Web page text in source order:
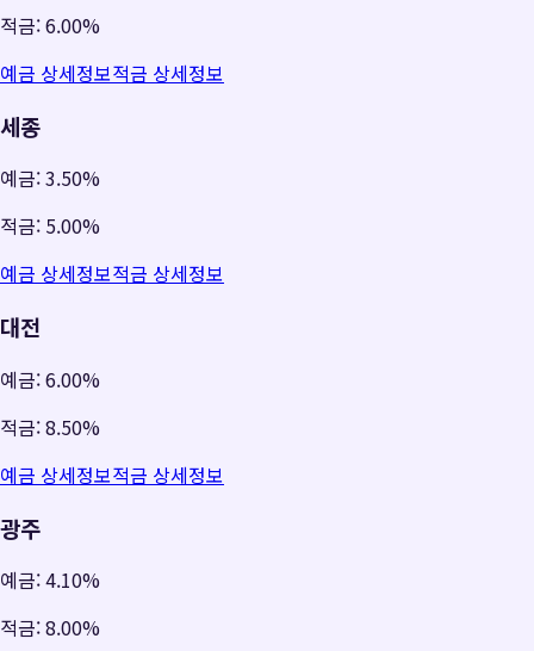
적금:6.00%
예금 상세정보적금 상세정보
세종
예금:3.50%
적금: 5.00%
예금 상세정보적금 상세정보
대전
예금:6.00%
적금:8.50%
예금 상세정보적금 상세정보
광주
예금:4.10%
적금:8.00%